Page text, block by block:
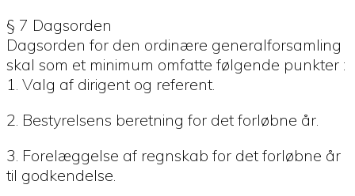
§ 7 Dagsorden
Dagsorden for den ordinære generalforsamling
skal som et minimum omfatte følgende punkter :
1. Valg af dirigent og referent.
2. Bestyrelsens beretning for det forløbne år.
3. Forelæggelse af regnskab for det forløbne år
til godkendelse.